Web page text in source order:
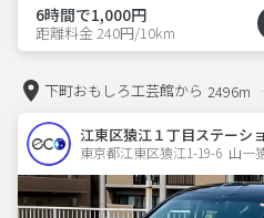
6時間で1,000円
距離料金 240円/10km
下町おもしろ工芸館から 2496m
江東区猿江１丁目ステーシ
東京都江東区猿江1-19-6  山一